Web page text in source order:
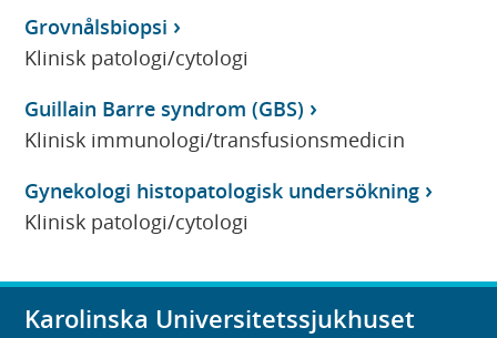
Grovnålsbiopsi
Klinisk patologi/cytologi
Guillain Barre syndrom (GBS)
Klinisk immunologi/transfusionsmedicin
Gynekologi histopatologisk undersökning
Klinisk patologi/cytologi
Karolinska Universitetssjukhuset